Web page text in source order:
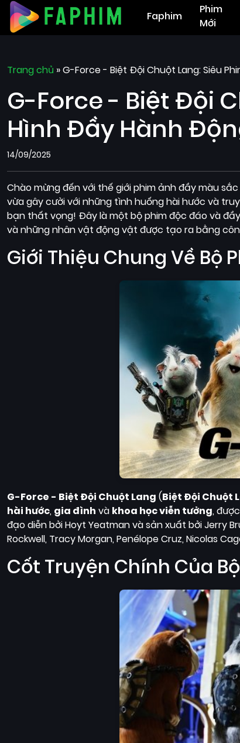
Faphim
Phim
Mới
Trang chủ »G-Force - Biệt Đội Chuột Lang: Siêu
G-Force - Biệt Đội
Hình Đầy Hành
14/09/2025
Chào mừng đến với thế giới phim ảnh đầy màu
vừa gây cười với những tình huống hài hước và
bạn thất vọng! Đây là một bộ phim độc đáo và
và những nhân vật động vật được tạo ra bằng
Giới Thiệu Chung Về Bộ
G-Force - Biệt Đội Chuột Lang (Biệt Đội Chuột
hài hước, gia đình và khoa học viễn tưởng,
đạo diễn bởi Hoyt Yeatman và sản xuất bởi Jerry
Rockwell, Tracy Morgan, Penélope Cruz, Nicolas
Cốt Truyện Chính Của